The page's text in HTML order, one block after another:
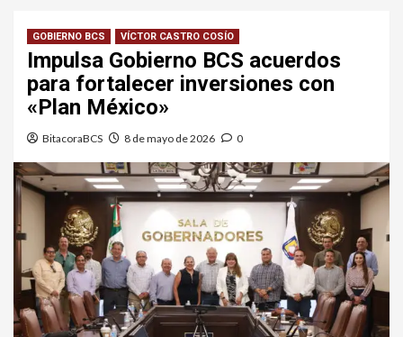
GOBIERNO BCS VÍCTOR CASTRO COSÍO
Impulsa Gobierno BCS acuerdos
para fortalecer inversiones con
«Plan México»
BitacoraBCS 8 de mayo de 2026 0